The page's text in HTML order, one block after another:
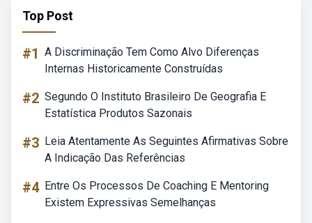
Top Post
#1 A Discriminação Tem Como Alvo Diferenças
Internas Historicamente Construídas
#2 Segundo O Instituto Brasileiro De Geografia E
Estatística Produtos Sazonais
#3 Leia Atentamente As Seguintes Afirmativas Sobre
A Indicação Das Referências
#4 Entre Os Processos De Coaching E Mentoring
Existem Expressivas Semelhanças